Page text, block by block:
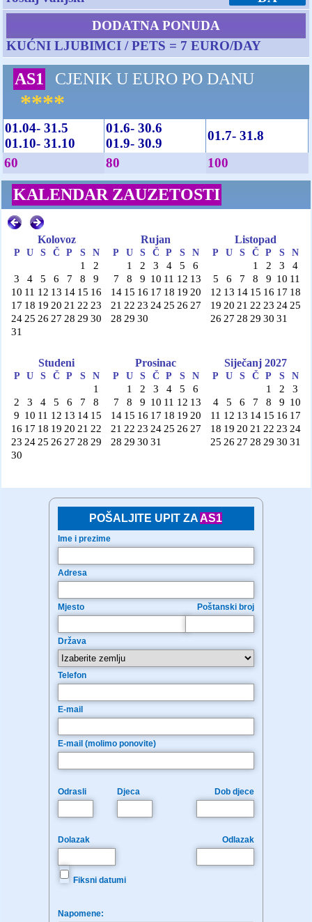
DODATNA PONUDA
KUĆNI LJUBIMCI / PETS = 7 EURO/DAY
AS1 CJENIK U EURO PO DANU
****
01.04- 31.5
01.10- 31.10
01.6- 30.6
01.9- 30.9
01.7- 31.8
60
80 100
KALENDAR ZAUZETOSTI
POŠALJITE UPIT ZAAS1
Ime i prezime
Adresa
Mjesto Poštanski broj
Država
Telefon
E-mail
E-mail (molimo ponovite)
Odrasli Djeca Dob djece
Dolazak Odlazak
Fiksni datumi
Napomene: